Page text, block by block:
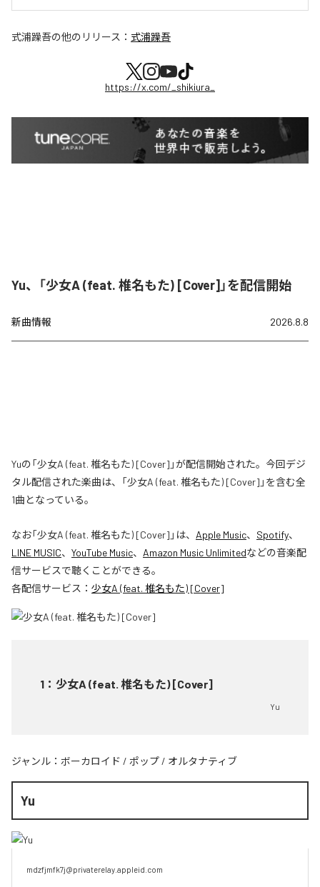
式浦躁吾の他のリリース： 式浦躁吾
https://x.com/_shikiura_
Yu、「少女A (feat. 椎名もた) [Cover]」を配信開始
新曲情報 2026.8.8
Yuの「少女A (feat. 椎名もた) [Cover]」が配信開始された。今回デジ
タル配信された楽曲は、「少女A (feat. 椎名もた) [Cover]」を含む全
1曲となっている。
なお「少女A (feat. 椎名もた) [Cover] 」は、 Apple Music、 Spotify、
LINE MUSIC、 YouTube Music、 Amazon Music Unlimitedなどの音楽配
信サービスで聴くことができる。
各配信サービス： 少女A (feat. 椎名もた) [Cover]
1 ： 少女A (feat. 椎名もた) [Cover]
Yu
ジャンル： ボーカロイド / ポップ / オルタナティブ
Yu
mdzfjmfk7j@privaterelay.appleid.com